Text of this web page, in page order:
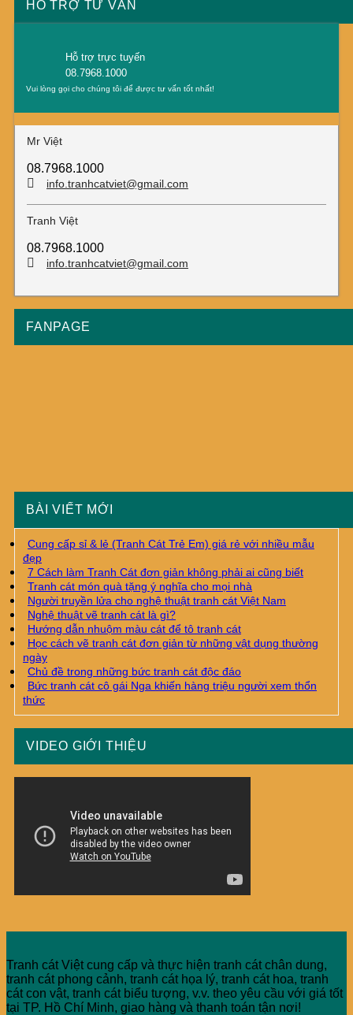
HỖ TRỢ TƯ VẤN
Hỗ trợ trực tuyến
08.7968.1000
Vui lòng gọi cho chúng tôi để được tư vấn tốt nhất!
Mr Việt
08.7968.1000
info.tranhcatviet@gmail.com
Tranh Việt
08.7968.1000
info.tranhcatviet@gmail.com
FANPAGE
BÀI VIẾT MỚI
Cung cấp sỉ & lẻ (Tranh Cát Trẻ Em) giá rẻ với nhiều mẫu
đẹp
7 Cách làm Tranh Cát đơn giản không phải ai cũng biết
Tranh cát món quà tặng ý nghĩa cho mọi nhà
Người truyền lửa cho nghệ thuật tranh cát Việt Nam
Nghệ thuật vẽ tranh cát là gì?
Hướng dẫn nhuộm màu cát để tô tranh cát
Học cách vẽ tranh cát đơn giản từ những vật dụng thường
ngày
Chủ đề trong những bức tranh cát độc đáo
Bức tranh cát cô gái Nga khiến hàng triệu người xem thổn
thức
VIDEO GIỚI THIỆU
Tranh cát Việt cung cấp và thực hiện tranh cát chân dung,
tranh cát phong cảnh, tranh cát họa lý, tranh cát hoa, tranh
cát con vật, tranh cát biểu tượng, v.v. theo yêu cầu với giá tốt
tại TP. Hồ Chí Minh, giao hàng và thanh toán tận nơi!